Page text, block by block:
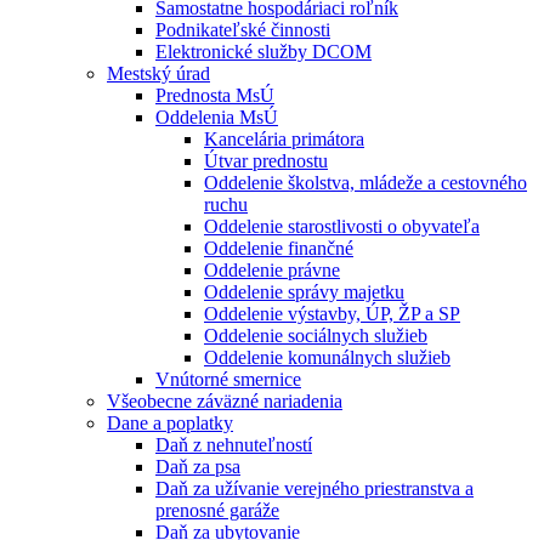
Samostatne hospodáriaci roľník
Podnikateľské činnosti
Elektronické služby DCOM
Mestský úrad
Prednosta MsÚ
Oddelenia MsÚ
Kancelária primátora
Útvar prednostu
Oddelenie školstva, mládeže a cestovného
ruchu
Oddelenie starostlivosti o obyvateľa
Oddelenie finančné
Oddelenie právne
Oddelenie správy majetku
Oddelenie výstavby, ÚP, ŽP a SP
Oddelenie sociálnych služieb
Oddelenie komunálnych služieb
Vnútorné smernice
Všeobecne záväzné nariadenia
Dane a poplatky
Daň z nehnuteľností
Daň za psa
Daň za užívanie verejného priestranstva a
prenosné garáže
Daň za ubytovanie